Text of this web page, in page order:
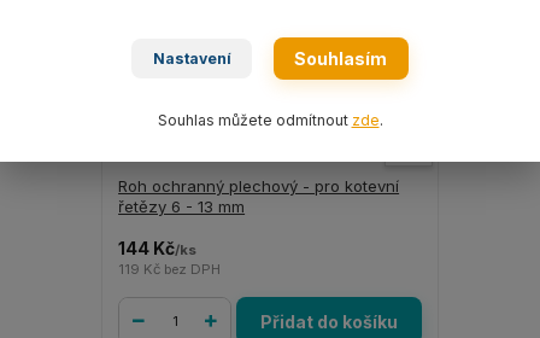
Roh ochranný plechový - pro kotevní
řetězy 6 - 13 mm
144 Kč/ks
119 Kč bez DPH
Přidat do košíku
Nastavení Souhlasím
Souhlas můžete odmítnout zde.